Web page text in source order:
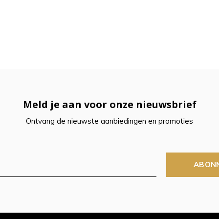
Meld je aan voor onze nieuwsbrief
Ontvang de nieuwste aanbiedingen en promoties